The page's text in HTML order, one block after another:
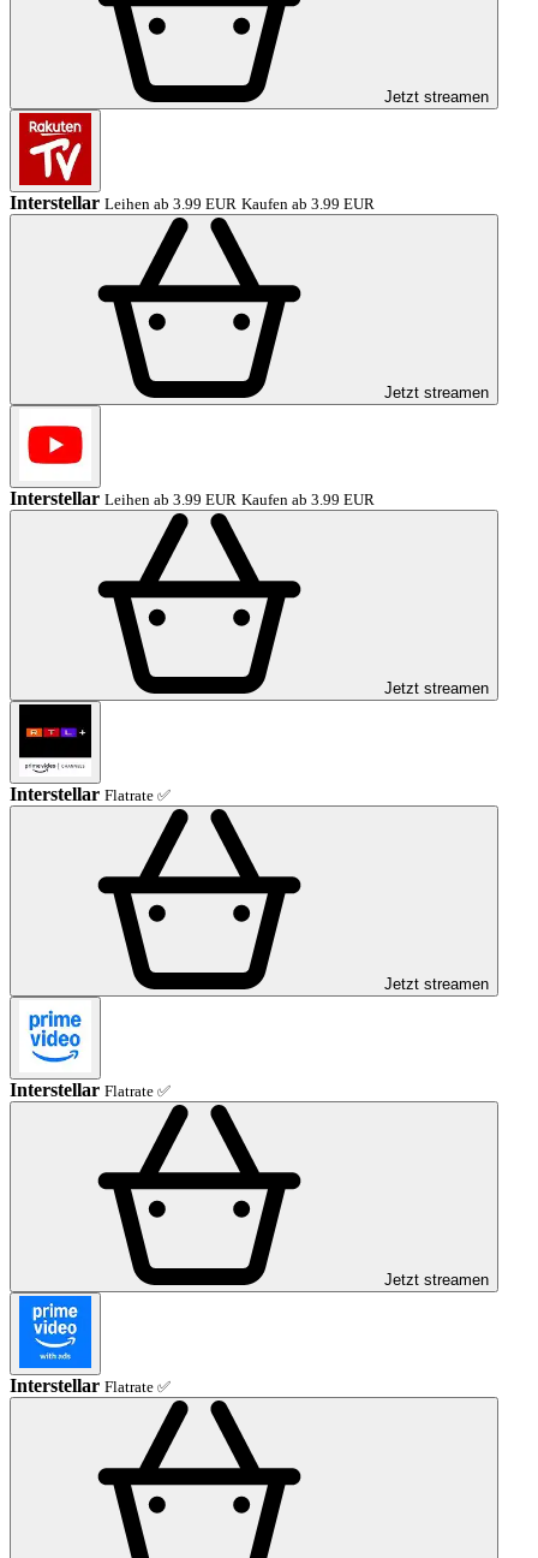
Jetzt streamen
Interstellar Leihen ab 3.99 EUR Kaufen ab 3.99 EUR
Jetzt streamen
Interstellar Leihen ab 3.99 EUR Kaufen ab 3.99 EUR
Jetzt streamen
Interstellar Flatrate ✅
Jetzt streamen
Interstellar Flatrate ✅
Jetzt streamen
Interstellar Flatrate ✅